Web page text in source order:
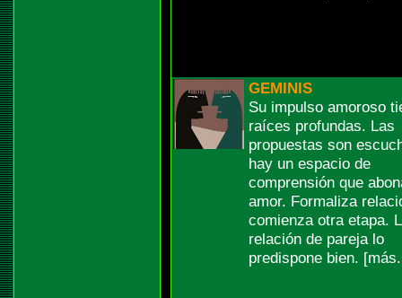
GEMINIS
Su impulso amoroso
raíces profundas. Las
propuestas son
hay un espacio de
comprensión que
amor. Formaliza
comienza otra etapa.
relación de pareja lo
predispone bien.